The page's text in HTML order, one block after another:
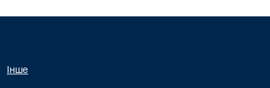
Інше